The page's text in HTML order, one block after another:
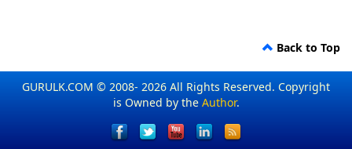
Back to Top
GURULK.COM © 2008- 2026 All Rights Reserved. Copyright
is Owned by the Author.